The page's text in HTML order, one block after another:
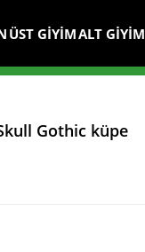
ÜST GİYİMALT GİYİM
Gothic küpe